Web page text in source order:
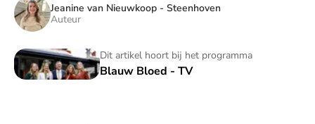
Jeanine van Nieuwkoop - Steenhoven
Auteur
Dit artikel hoort bij het programma
Blauw Bloed - TV
Blauw Bloed - TV